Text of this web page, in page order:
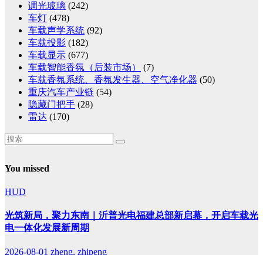
调光玻璃 (242)
车灯 (478)
车载声学系统 (92)
车载投影 (182)
车载显示 (677)
车载智能香氛（后装市场）
(7)
车载香氛系统、香氛发生器、空气净化器 (50)
重庆汽车产业链 (54)
隐藏门把手 (28)
雷达 (170)
You missed
HUD
光筑新局，聚力东南｜沂普光电福建总部新启幕，开启车载光
电一体化发展新周期
2026-08-01 zheng, zhipeng